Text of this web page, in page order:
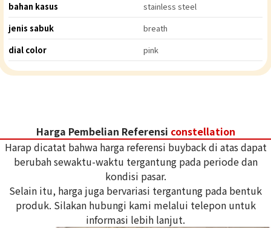
bahan kasus
stainless steel
jenis sabuk
breath
dial color
pink
Harga Pembelian Referensi constellation
Harap dicatat bahwa harga referensi buyback di atas dapat
berubah sewaktu-waktu tergantung pada periode dan
kondisi pasar.
Selain itu, harga juga bervariasi tergantung pada bentuk
produk. Silakan hubungi kami melalui telepon untuk
informasi lebih lanjut.